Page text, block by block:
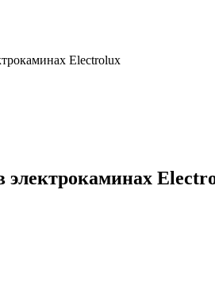
Electrolux
электрокаминах